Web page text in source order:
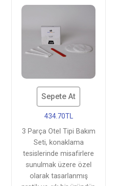
Sepete At
434.70TL
3 Parça Otel Tipi Bakım
Seti, konaklama
tesislerinde misafirlere
sunulmak üzere özel
olarak tasarlanmış